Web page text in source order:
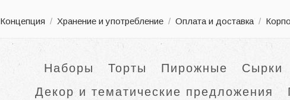
Концепция / Хранение и употребление / Оплата и доставка /
Наборы Торты Пирожные Сырки
Декор и тематические предложения